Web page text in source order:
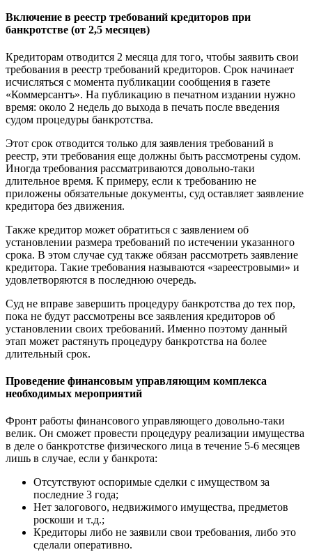
Включение в реестр требований кредиторов при
банкротстве (от 2,5 месяцев)
Кредиторам отводится 2 месяца для того, чтобы заявить свои
требования в реестр требований кредиторов. Срок начинает
исчисляться с момента публикации сообщения в газете
«Коммерсантъ». На публикацию в печатном издании нужно
время: около 2 недель до выхода в печать после введения
судом процедуры банкротства.
Этот срок отводится только для заявления требований в
реестр, эти требования еще должны быть рассмотрены судом.
Иногда требования рассматриваются довольно-таки
длительное время. К примеру, если к требованию не
приложены обязательные документы, суд оставляет заявление
кредитора без движения.
Также кредитор может обратиться с заявлением об
установлении размера требований по истечении указанного
срока. В этом случае суд также обязан рассмотреть заявление
кредитора. Такие требования называются «зареестровыми» и
удовлетворяются в последнюю очередь.
Суд не вправе завершить процедуру банкротства до тех пор,
пока не будут рассмотрены все заявления кредиторов об
установлении своих требований. Именно поэтому данный
этап может растянуть процедуру банкротства на более
длительный срок.
Проведение финансовым управляющим комплекса
необходимых мероприятий
Фронт работы финансового управляющего довольно-таки
велик. Он сможет провести процедуру реализации имущества
в деле о банкротстве физического лица в течение 5-6 месяцев
лишь в случае, если у банкрота:
Отсутствуют оспоримые сделки с имуществом за
последние 3 года;
Нет залогового, недвижимого имущества, предметов
роскоши и т.д.;
Кредиторы либо не заявили свои требования, либо это
сделали оперативно.